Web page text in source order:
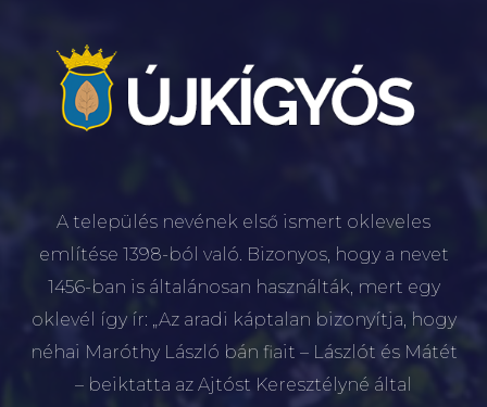
A település nevének első ismert okleveles
említése 1398-ból való. Bizonyos, hogy a nevet
1456-ban is általánosan használták, mert egy
oklevél így ír: „Az aradi káptalan bizonyítja, hogy
néhai Maróthy László bán fiait – Lászlót és Mátét
– beiktatta az Ajtóst Keresztélyné által